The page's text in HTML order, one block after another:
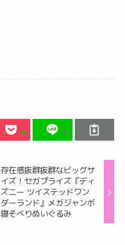
存在感抜群抜群なビッグサ
イズ！セガプライズ『ディ
ズニー ツイステッドワン
ダーランド』メガジャンボ
寝そべりぬいぐるみ